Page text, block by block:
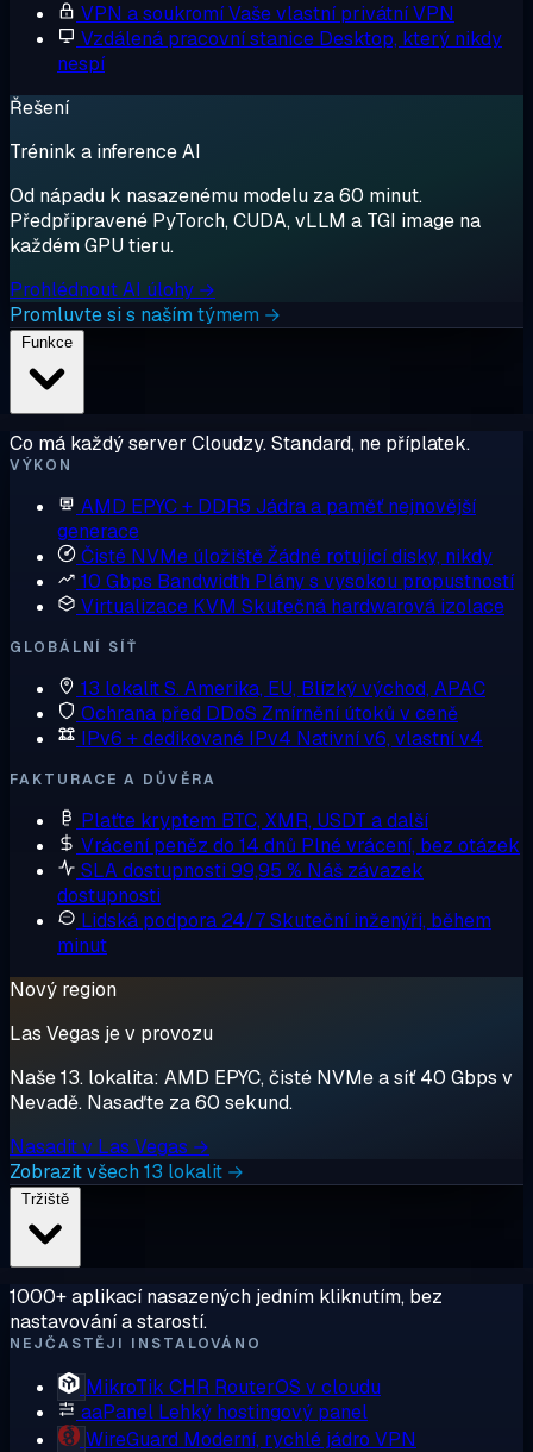
VPN a soukromíVaše vlastní privátní VPN
Vzdálená pracovní stanice Desktop, který nikdy
nespí
Řešení
Trénink a inference AI
Od nápadu k nasazenému modelu za 60 minut.
Předpřipravené PyTorch, CUDA, vLLM a TGI image na
každém GPU tieru.
Prohlédnout AI úlohy →
Promluvte si s naším týmem →
Co má každý server Cloudzy. Standard, ne příplatek.
VÝKON
AMD EPYC + DDR5 Jádra a paměť nejnovější
generace
Čisté NVMe úložištěŽádné rotující disky, nikdy
10 Gbps Bandwidth Plány s vysokou propustností
Virtualizace KVM Skutečná hardwarová izolace
GLOBÁLNÍ SÍŤ
13 lokalitS. Amerika, EU, Blízký východ, APAC
Ochrana před DDoS Zmírnění útoků v ceně
IPv6 + dedikované IPv4 Nativní v6, vlastní v4
FAKTURACE A DŮVĚRA
Plaťte kryptem BTC, XMR, USDT a další
Vrácení peněz do 14 dnů Plné vrácení, bez otázek
SLA dostupnosti 99,95 % Náš závazek
dostupnosti
Lidská podpora 24/7Skuteční inženýři, během
minut
Nový region
Las Vegas je v provozu
Naše 13. lokalita: AMD EPYC, čisté NVMe a síť 40 Gbps v
Nevadě. Nasaďte za 60 sekund.
Nasadit v Las Vegas →
Zobrazit všech 13 lokalit →
1000+ aplikací nasazených jedním kliknutím, bez
nastavování a starostí.
NEJČASTĚJI INSTALOVÁNO
MikroTik CHR RouterOS v cloudu
aaPanel Lehký hostingový panel
WireGuard Moderní, rychlé jádro VPN